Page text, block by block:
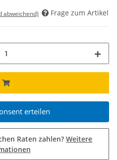
abweichend) Frage zum Artikel
erteilen
Raten zahlen? Weitere